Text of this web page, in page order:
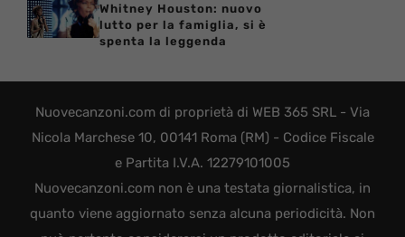
Whitney Houston: nuovo
lutto per la famiglia, si è
spenta la leggenda
Nuovecanzoni.com di proprietà di WEB 365 SRL - Via
Nicola Marchese 10, 00141 Roma (RM) - Codice Fiscale
e Partita I.V.A. 12279101005
Nuovecanzoni.com non è una testata giornalistica, in
quanto viene aggiornato senza alcuna periodicità. Non